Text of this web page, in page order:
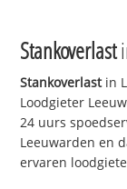
Stankoverlast
Stankoverlastin
Loodgieter
24 uurs
Leeuwarden en
ervaren